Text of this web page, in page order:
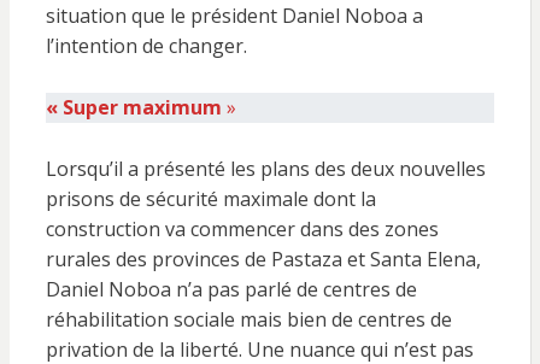
situation que le président Daniel Noboa a
l’intention de changer.
« Super maximum »
Lorsqu’il a présenté les plans des deux nouvelles
prisons de sécurité maximale dont la
construction va commencer dans des zones
rurales des provinces de Pastaza et Santa Elena,
Daniel Noboa n’a pas parlé de centres de
réhabilitation sociale mais bien de centres de
privation de la liberté. Une nuance qui n’est pas